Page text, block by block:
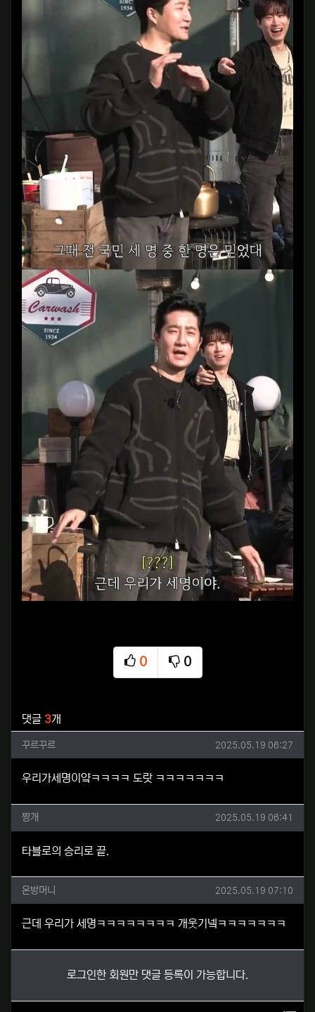
0
추천
0
비추천
댓글 3개
꾸르꾸르님의 댓글
꾸르꾸르 작성일
2025.05.19 06:27
우리가세명이얔ㅋㅋㅋㅋ 도랏 ㅋㅋㅋㅋㅋㅋㅋ
짱개님의 댓글
짱개 작성일
2025.05.19 06:41
타블로의 승리로 끝.
온방머니님의 댓글
온방머니 작성일
2025.05.19 07:10
근데 우리가 세명ㅋㅋㅋㅋㅋㅋㅋㅋ 개웃기넼ㅋㅋㅋㅋㅋㅋㅋ
로그인한 회원만 댓글 등록이 가능합니다.